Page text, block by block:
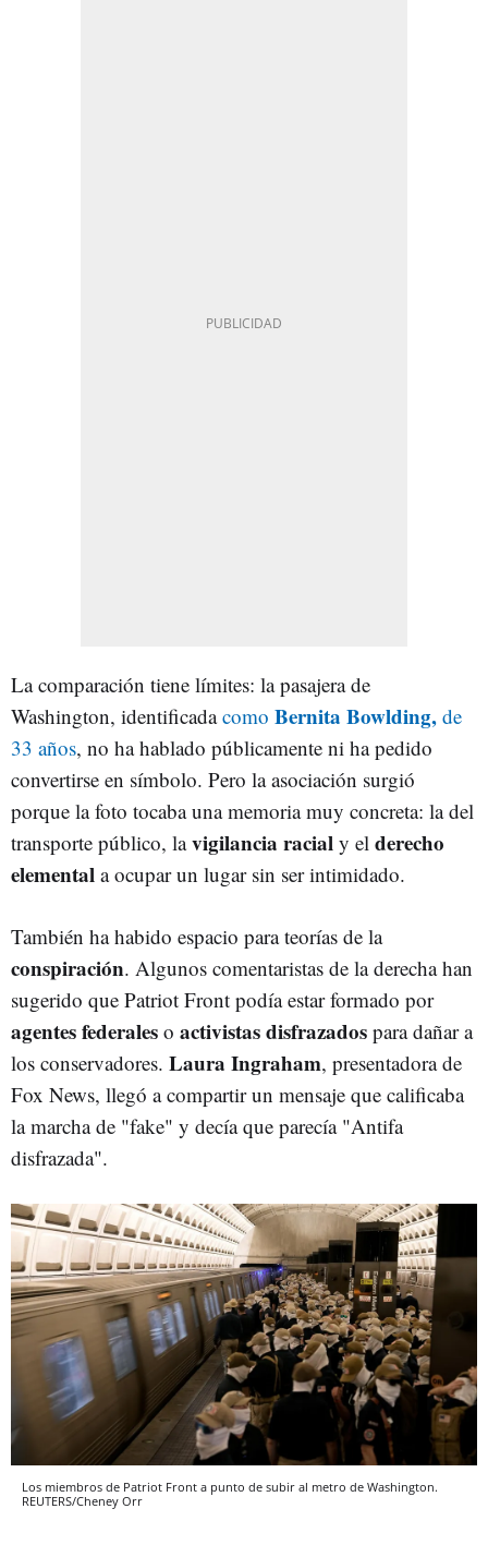
La comparación tiene límites: la pasajera de
Washington, identificadacomo Bernita Bowlding, de
33 años, no ha hablado públicamente ni ha pedido
convertirse en símbolo. Pero la asociación surgió
porque la foto tocaba una memoria muy concreta: la del
transporte público, lavigilancia racial y el derecho
elemental a ocupar un lugar sin ser intimidado.
También ha habido espacio para teorías de la
conspiración. Algunos comentaristas de la derecha han
sugerido que Patriot Front podía estar formado por
agentes federales o activistas disfrazados para dañar a
los conservadores. Laura Ingraham, presentadora de
Fox News, llegó a compartir un mensaje que calificaba
la marcha de "fake" y decía que parecía "Antifa
disfrazada".
Los miembros de Patriot Front a punto de subir al metro de Washington.
REUTERS/Cheney Orr